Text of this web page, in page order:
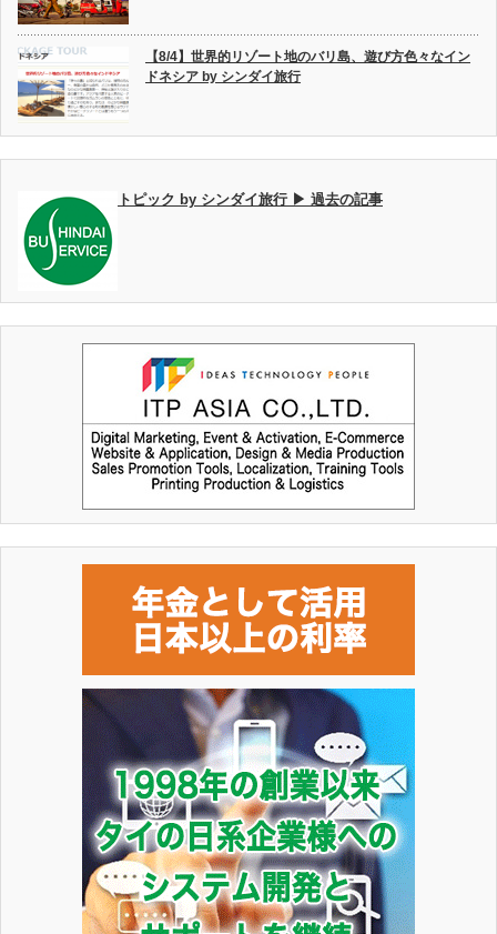
【8/4】世界的リゾート地のバリ島、遊び方色々なイン
ドネシア by シンダイ旅行
トピック by シンダイ旅行 ▶ 過去の記事